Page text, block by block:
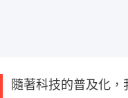
隨著科技的普及化